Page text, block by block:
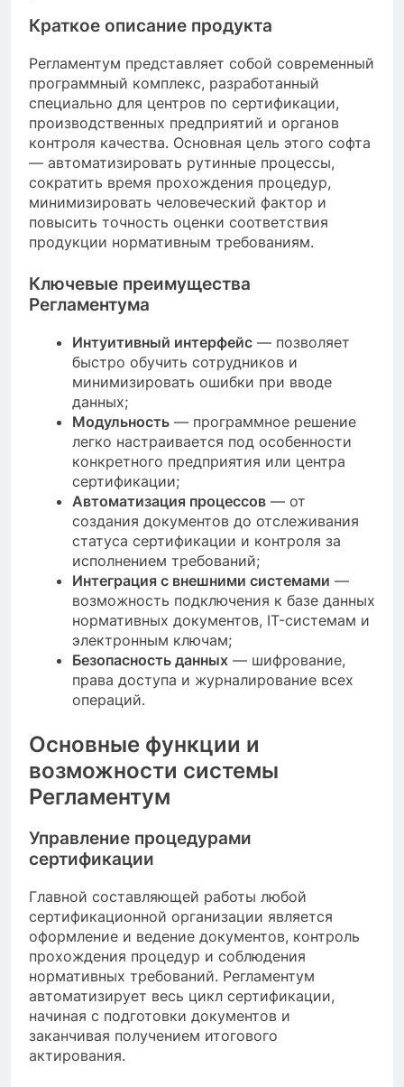
Краткое описание продукта
Регламентум представляет собой современный
программный комплекс, разработанный
специально для центров по сертификации,
производственных предприятий и органов
контроля качества. Основная цель этого софта
— автоматизировать рутинные процессы,
сократить время прохождения процедур,
минимизировать человеческий фактор и
повысить точность оценки соответствия
продукции нормативным требованиям.
Ключевые преимущества
Регламентума
Интуитивный интерфейс — позволяет
быстро обучить сотрудников и
минимизировать ошибки при вводе
данных;
Модульность — программное решение
легко настраивается под особенности
конкретного предприятия или центра
сертификации;
Автоматизация процессов — от
создания документов до отслеживания
статуса сертификации и контроля за
исполнением требований;
Интеграция с внешними системами —
возможность подключения к базе данных
нормативных документов, IT-системам и
электронным ключам;
Безопасность данных — шифрование,
права доступа и журналирование всех
операций.
Основные функции и
возможности системы
Регламентум
Управление процедурами
сертификации
Главной составляющей работы любой
сертификационной организации является
оформление и ведение документов, контроль
прохождения процедур и соблюдения
нормативных требований. Регламентум
автоматизирует весь цикл сертификации,
начиная с подготовки документов и
заканчивая получением итогового
актирования.